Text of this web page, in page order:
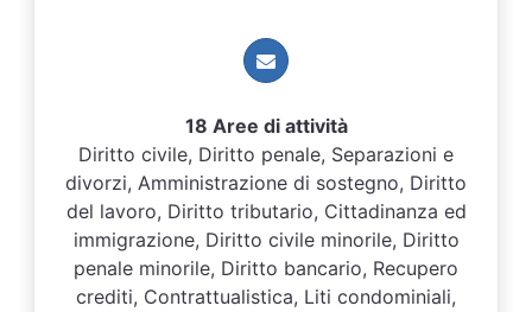
18 Aree di attività
Diritto civile, Diritto penale, Separazioni e
divorzi, Amministrazione di sostegno, Diritto
del lavoro, Diritto tributario, Cittadinanza ed
immigrazione, Diritto civile minorile, Diritto
penale minorile, Diritto bancario, Recupero
crediti, Contrattualistica, Liti condominiali,